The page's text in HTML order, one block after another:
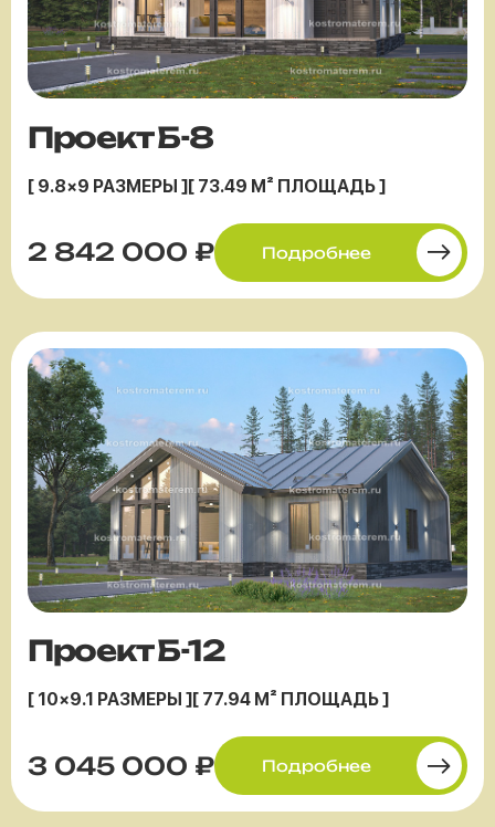
Проект Б-8
[ 9.8×9 РАЗМЕРЫ ][ 73.49 М² ПЛОЩАДЬ ]
2 842 000 ₽ Подробнее
Проект Б-12
[ 10×9.1 РАЗМЕРЫ ] [ 77.94 М² ПЛОЩАДЬ ]
3 045 000 ₽ Подробнее